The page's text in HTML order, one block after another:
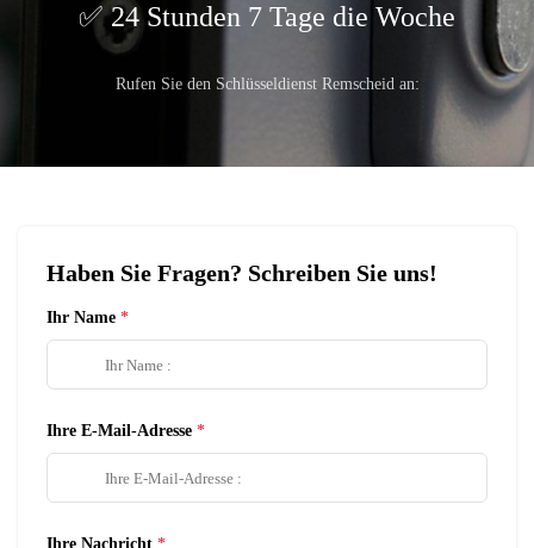
24 Stunden 7 Tage die Woche
Rufen Sie den Schlüsseldienst Remscheid an:
Haben Sie Fragen? Schreiben Sie uns!
Ihr Name
Ihre E-Mail-Adresse
Ihre Nachricht